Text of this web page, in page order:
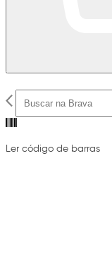
Ler código de barras